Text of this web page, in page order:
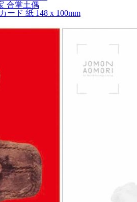
合掌土偶
ード 紙 148 x 100mm